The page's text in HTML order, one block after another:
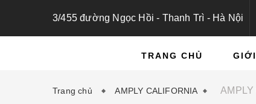
3/455 đường Ngọc Hồi - Thanh Trì - Hà Nội
TRANG CHỦ
Trang chủ AMPLY CALIFORNIA AMPLY